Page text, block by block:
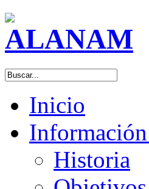
Inicio
Historia